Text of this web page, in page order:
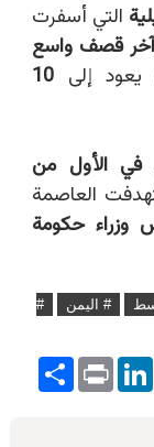
التي أسفرت
قصف واسع
يعود إلى10
في الأول من
العاصمة
وزراء حكومة
# اليمن
#
S
h
P
r
L